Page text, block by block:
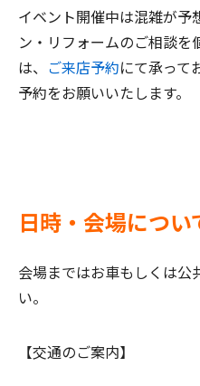
イベント開催中は混雑が予
ン・リフォームのご相談
は、 ご来店予約にて承って
予約をお願いいたします。
日時・会場につい
会場まではお車もしくは公
い。
【交通のご案内】